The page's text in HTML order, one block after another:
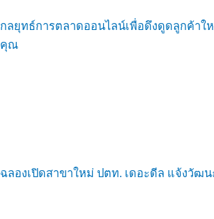
กลยุทธ์การตลาดออนไลน์เพื่อดึงดูดลูกค้าใ
คุณ
ฉลองเปิดสาขาใหม่ ปตท. เดอะดีล แจ้งวัฒน